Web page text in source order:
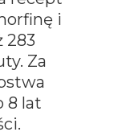
i
283
Za
8 lat